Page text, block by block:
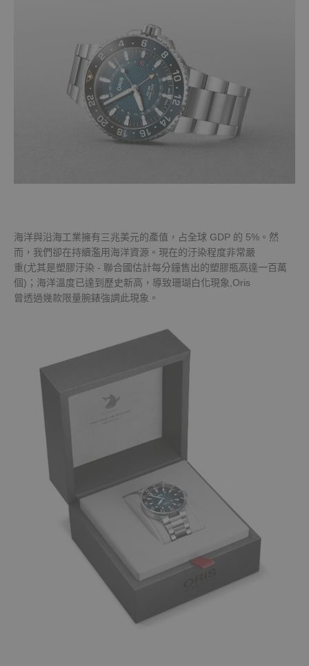
海洋與沿海工業擁有三兆美元的產值，占全球 GDP 的 5%。然
而，我們卻在持續濫用海洋資源。現在的汙染程度非常嚴
重(尤其是塑膠汙染 - 聯合國估計每分鐘售出的塑膠瓶高達一百萬
個)；海洋溫度已達到歷史新高，導致珊瑚白化現象,Oris
曾透過幾款限量腕錶強調此現象。